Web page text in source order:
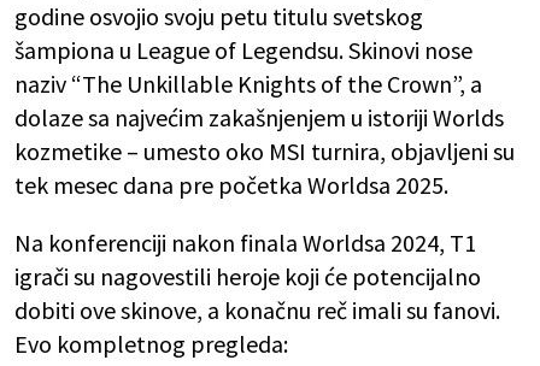
godine osvojio svoju petu titulu svetskog
šampiona u League of Legendsu. Skinovi nose
naziv “The Unkillable Knights of the Crown”, a
dolaze sa najvećim zakašnjenjem u istoriji Worlds
kozmetike – umesto oko MSI turnira, objavljeni su
tek mesec dana pre početka Worldsa 2025.
Na konferenciji nakon finala Worldsa 2024, T1
igrači su nagovestili heroje koji će potencijalno
dobiti ove skinove, a konačnu reč imali su fanovi.
Evo kompletnog pregleda: